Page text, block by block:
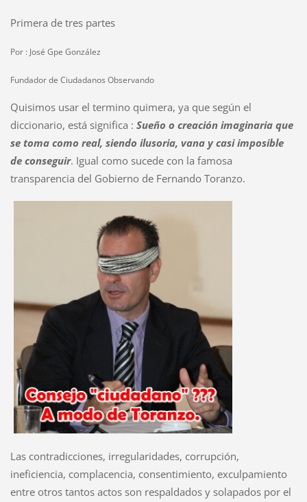
Primera de tres partes
Por : José Gpe González
Fundador de Ciudadanos Observando
Quisimos usar el termino quimera, ya que según el
diccionario, está significa : Sueño o creación imaginaria que
se toma como real, siendo ilusoria, vana y casi imposible
de conseguir. Igual como sucede con la famosa
transparencia del Gobierno de Fernando Toranzo.
Las contradicciones, irregularidades, corrupción,
ineficiencia, complacencia, consentimiento, exculpamiento
entre otros tantos actos son respaldados y solapados por el